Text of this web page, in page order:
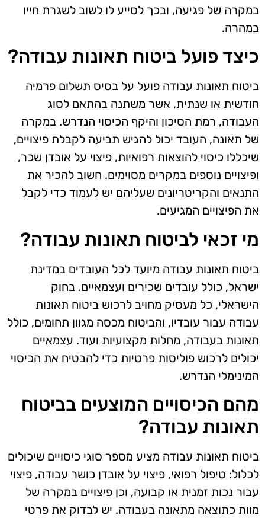
במקרה של פגיעה, ובכך לסייע לו לשוב לשגרת חייו
במהרה.
כיצד פועל ביטוח תאונות עבודה?
ביטוח תאונות עבודה פועל על בסיס תשלום פרמיה
חודשית או שנתית, אשר משתנה בהתאם לסוג
העבודה, רמת הסיכון והיקף הכיסוי הנדרש. במקרה
של תאונה, העובד יכול להגיש תביעה לקבלת פיצויים,
שיכללו כיסוי להוצאות רפואיות, פיצוי על אובדן שכר,
ופיצויים נוספים במקרים מסוימים. חשוב להכיר את
התנאים והקריטריונים שעליהם יש לעמוד כדי לקבל
את הפיצויים המגיעים.
מי זכאי לביטוח תאונות עבודה?
ביטוח תאונות עבודה מיועד לכל העובדים במדינת
ישראל, כולל עובדים שכירים ועצמאיים. בחוק
הישראלי, כל מעסיק מחויב לרכוש ביטוח תאונות
עבודה עבור עובדיו, והביטוח מכסה מגוון תחומים, כולל
תאונות בעבודה, מחלות מקצועיות ועוד. עצמאיים
יכולים לרכוש פוליסות פרטיות כדי להבטיח את הכיסוי
המינימלי הנדרש.
מהם הכיסויים המוצעים בביטוח
תאונות עבודה?
ביטוח תאונות עבודה מציע מספר סוגי כיסויים שיכולים
לכלול: טיפול רפואי, פיצוי על אובדן כושר עבודה, פיצוי
עבור נכות זמנית או קבועה, וכן פיצויים במקרה של
מוות כתוצאה מתאונה בעבודה. יש לבדוק את פרטי